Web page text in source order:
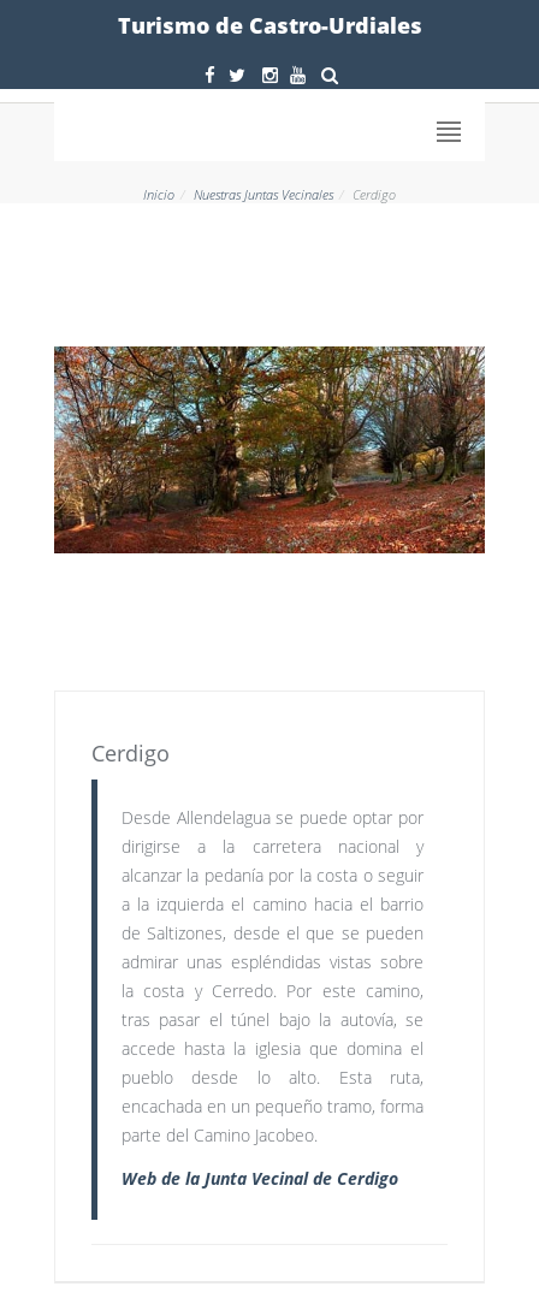
FormularioTurismo de Castro-Urdiales
Inicio Nuestras Juntas Vecinales Cerdigo
Cerdigo
Desde Allendelagua se puede optar por
dirigirse a la carretera nacional y
alcanzar la pedanía por la costa o seguir
a la izquierda el camino hacia el barrio
de Saltizones, desde el que se pueden
admirar unas espléndidas vistas sobre
la costa y Cerredo. Por este camino,
tras pasar el túnel bajo la autovía, se
accede hasta la iglesia que domina el
pueblo desde lo alto. Esta ruta,
encachada en un pequeño tramo, forma
parte del Camino Jacobeo.
Web de la Junta Vecinal de Cerdigo